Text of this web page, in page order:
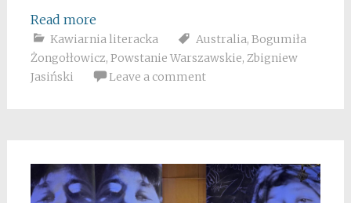
Read more
Kawiarnia literacka Australia, Bogumiła
Żongołłowicz, Powstanie Warszawskie, Zbigniew
Jasiński
Leave a comment